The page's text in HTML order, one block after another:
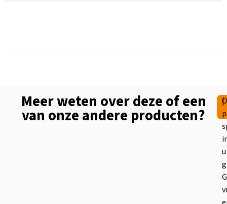
Meer weten over deze of een
van onze andere producten?
|
u